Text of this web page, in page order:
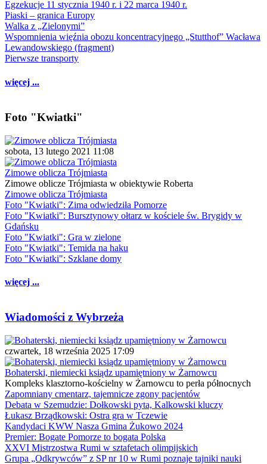
Egzekucje 11 stycznia 1940 r. i 22 marca 1940 r.
Piaski – granica Europy
Walka z „Zielonymi”
Wspomnienia więźnia obozu koncentracyjnego „Stutthof” Wacława
Lewandowskiego (fragment)
Pierwsze transporty
więcej ...
Foto "Kwiatki"
sobota, 13 lutego 2021 11:08
Zimowe oblicza Trójmiasta
Zimowe oblicze Trójmiasta w obiektywie Roberta
Zimowe oblicza Trójmiasta
Foto "Kwiatki": Zima odwiedziła Pomorze
Foto "Kwiatki": Bursztynowy ołtarz w kościele św. Brygidy w
Gdańsku
Foto "Kwiatki": Gra w zielone
Foto "Kwiatki": Temida na haku
Foto "Kwiatki": Szklane domy
więcej ...
Wiadomości z Wybrzeża
czwartek, 18 września 2025 17:09
Bohaterski, niemiecki ksiądz upamiętniony w Żarnowcu
Kompleks klasztorno-kościelny w Żarnowcu to perła północnych
Zapomniany cmentarz, tajemnicze zgony pacjentów
Debata w Szemudzie: Dołkowski pyta, Kalkowski kluczy
Łukasz Brządkowski: Ostra gra w Tczewie
Kandydaci KWW Nasza Gmina Żukowo 2024
Premier: Bogate Pomorze to bogata Polska
XXVI Mistrzostwa Rumi w sztafetach olimpijskich
Grupa „Odkrywców” z SP nr 10 w Rumi poznaje tajniki nauki